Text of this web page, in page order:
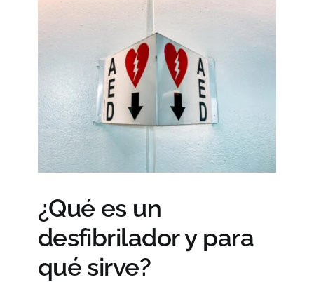
¿Qué es un
desfibrilador y para
qué sirve?